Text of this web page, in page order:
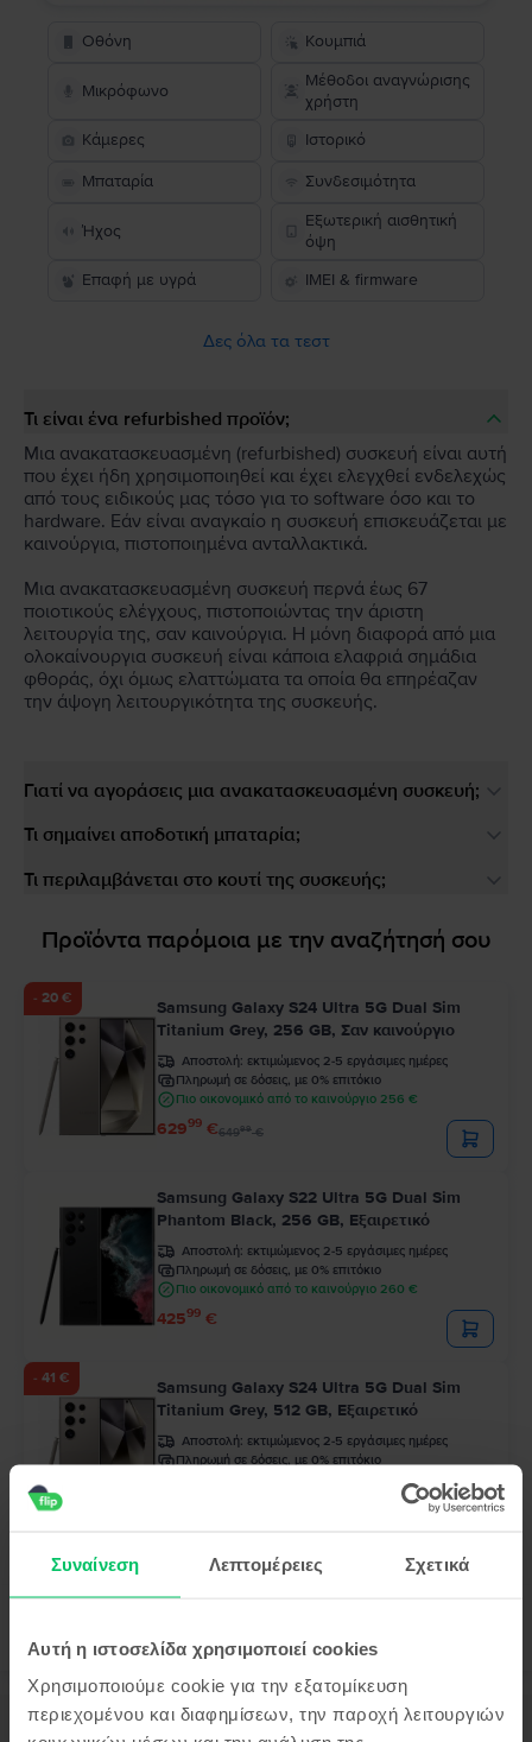
Συναίνεση Λεπτομέρειες Σχετικά
Αυτή η ιστοσελίδα χρησιμοποιεί cookies
Χρησιμοποιούμε cookie για την εξατομίκευση
περιεχομένου και διαφημίσεων, την παροχή λειτουργιών
Οθόνη Κουμπιά
Μικρόφωνο
Μέθοδοι αναγνώρισης
χρήστη
Κάμερες
Ιστορικό
Μπαταρία Συνδεσιμότητα
Ήχος
Εξωτερική αισθητική
όψη
Επαφή με υγρά
IMEI & firmware
Δες όλα τα τεστ
Τι είναι ένα refurbished προϊόν;
Μια ανακατασκευασμένη (refurbished) συσκευή είναι αυτή
που έχει ήδη χρησιμοποιηθεί και έχει ελεγχθεί ενδελεχώς
από τους ειδικούς μας τόσο για το software όσο και το
hardware. Εάν είναι αναγκαίο η συσκευή επισκευάζεται με
καινούργια, πιστοποιημένα ανταλλακτικά.
Μια ανακατασκευασμένη συσκευή περνά έως 67
ποιοτικούς ελέγχους, πιστοποιώντας την άριστη
λειτουργία της, σαν καινούργια. Η μόνη διαφορά από μια
ολοκαίνουργια συσκευή είναι κάποια ελαφριά σημάδια
φθοράς, όχι όμως ελαττώματα τα οποία θα επηρέαζαν
την άψογη λειτουργικότητα της συσκευής.
Γιατί να αγοράσεις μια ανακατασκευασμένη συσκευή;
Τι σημαίνει αποδοτική μπαταρία;
Τι περιλαμβάνεται στο κουτί της συσκευής;
Προϊόντα παρόμοια με την αναζήτησή σου
- 20 €
Samsung Galaxy S24 Ultra 5G Dual Sim
Titanium Grey, 256 GB, Σαν καινούργιο
Αποστολή: εκτιμώμενος 2-5 εργάσιμες ημέρες
Πληρωμή σε δόσεις, με 0% επιτόκιο
Πιο οικονομικό από το καινούργιο 256 €
62999 €64999€
Samsung Galaxy S22 Ultra 5G Dual Sim
Phantom Black, 256 GB, Εξαιρετικό
Αποστολή: εκτιμώμενος 2-5 εργάσιμες ημέρες
Πληρωμή σε δόσεις, με 0% επιτόκιο
Πιο οικονομικό από το καινούργιο 260 €
42599 €
- 41 €
Samsung Galaxy S24 Ultra 5G Dual Sim
Titanium Grey, 512 GB, Εξαιρετικό
Αποστολή: εκτιμώμενος 2-5 εργάσιμες ημέρες
Πληρωμή σε δόσεις, με 0% επιτόκιο
Περιγραφή